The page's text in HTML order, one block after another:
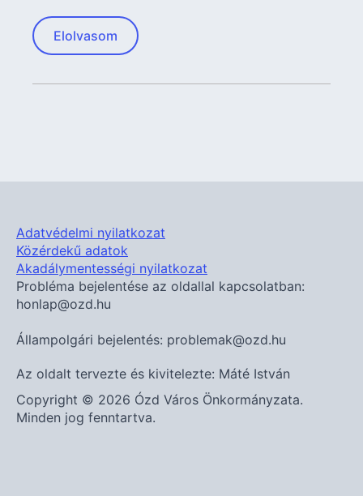
Elolvasom
Adatvédelmi nyilatkozat
Közérdekű adatok
Akadálymentességi nyilatkozat
Probléma bejelentése az oldallal kapcsolatban:
honlap@ozd.hu
Állampolgári bejelentés: problemak@ozd.hu
Az oldalt tervezte és kivitelezte: Máté István
Copyright © 2026 Ózd Város Önkormányzata.
Minden jog fenntartva.